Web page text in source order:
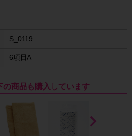
S_0119
6項目A
の商品も購入しています